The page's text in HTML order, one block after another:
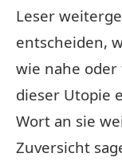
Leser
entscheiden,
wie nahe
dieser Utopie
Wort an sie
Zuversicht